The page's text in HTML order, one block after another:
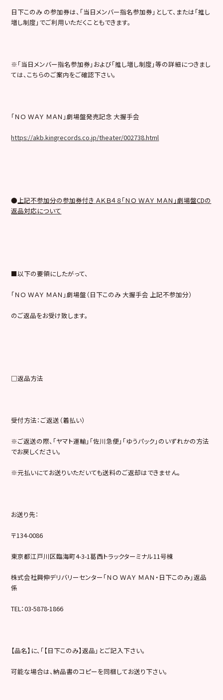
日下このみ の参加券は、「当日メンバー指名参加券」として、または「推し
増し制度」でご利用いただくこともできます。
※「当日メンバー指名参加券」および「推し増し制度」等の詳細につきまし
ては、こちらのご案内をご確認下さい。
「ＮＯ ＷＡＹ ＭＡＮ」劇場盤発売記念 大握手会
https://akb.kingrecords.co.jp/theater/002738.html
● 上記不参加分の参加券付き ＡＫＢ４８「ＮＯ ＷＡＹ ＭＡＮ」劇場盤CDの
返品対応について
■以下の要領にしたがって、
「ＮＯ ＷＡＹ ＭＡＮ」劇場盤（日下このみ 大握手会 上記不参加分）
のご返品をお受け致します。
□返品方法
受付方法：ご返送（着払い）
※ご返送の際、「ヤマト運輸」「佐川急便」「ゆうパック」のいずれかの方法
でお戻しください。
※元払いにてお送りいただいても送料のご返却はできません。
お送り先：
〒134-0086
東京都江戸川区臨海町4-3-1葛西トラックターミナル11号棟
株式会社興伸デリバリーセンター「ＮＯ ＷＡＹ ＭＡＮ・日下このみ」返品
係
TEL：03-5878-1866
【品名】に、「【日下このみ】返品」とご記入下さい。
可能な場合は、納品書のコピーを同梱してお送り下さい。